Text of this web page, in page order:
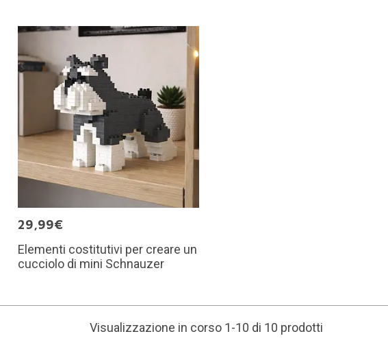
29,99€
Elementi costitutivi per creare un
cucciolo di mini Schnauzer
Visualizzazione in corso 1-10 di 10 prodotti